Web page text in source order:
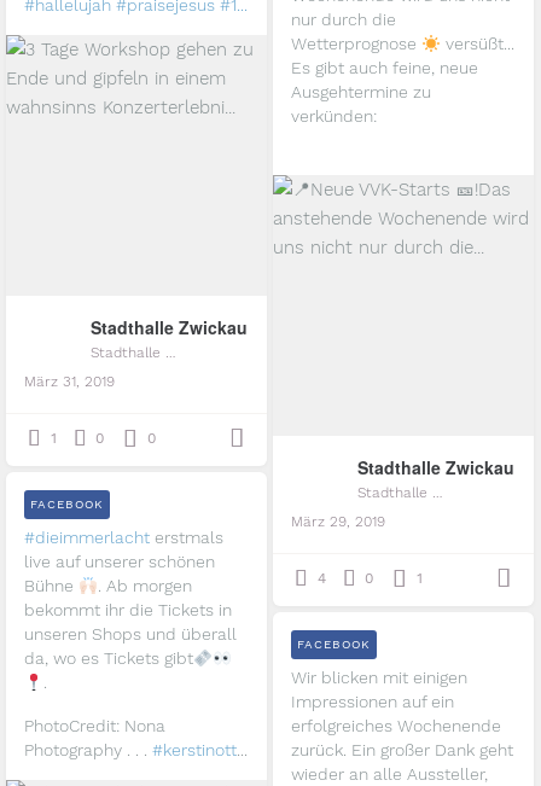
#hallelujah #praisejesus #1...
Stadthalle Zwickau
März 31, 2019
1 0 0
nur durch die
Wetterprognose
versüßt...
Es gibt auch feine, neue
Ausgehtermine zu
verkünden:
Stadthalle Zwickau
März 29, 2019
4 0 1
#dieimmerlacht erstmals
live auf unserer schönen
Bühne
. Ab morgen
bekommt ihr die Tickets in
unseren Shops und überall
da, wo es Tickets gibt
PhotoCredit: Nona
Photography
#kerstinott
FACEBOOK
Wir blicken mit einigen
Impressionen auf ein
erfolgreiches Wochenende
zurück. Ein großer Dank geht
wieder an alle Aussteller,
FACEBOOK